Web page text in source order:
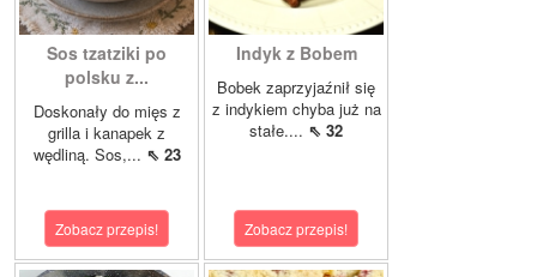
Sos tzatziki po
polsku z...
Doskonały do mięs z
grilla i kanapek z
wędliną. Sos,... ⇖ 23
Zobacz przepis!
Indyk z Bobem
Bobek zaprzyjaźnił się
z indykiem chyba już na
stałe.... ⇖ 32
Zobacz przepis!